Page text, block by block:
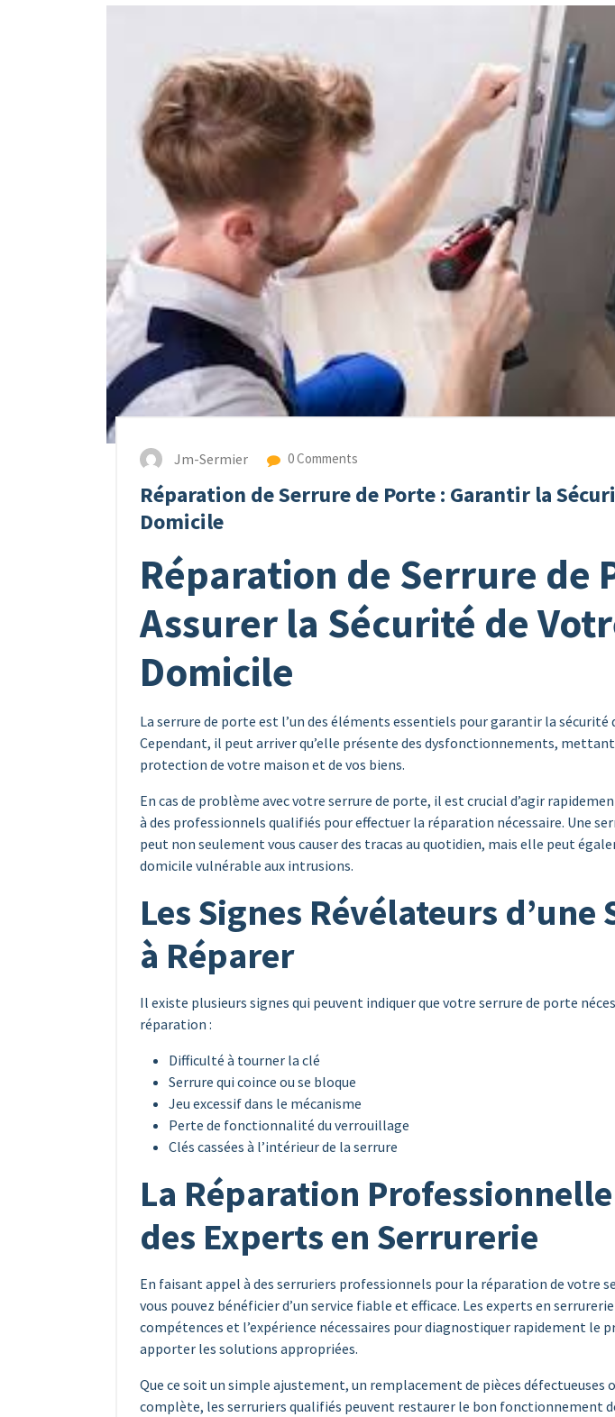
Jm-Sermier 0 Comments
Réparation de Serrure de Porte : Garantir la
Domicile
Réparation de Serrure de
Assurer la Sécurité de
Domicile
La serrure de porte est l’un des éléments essentiels pour garantir la sécurité
Cependant, il peut arriver qu’elle présente des dysfonctionnements,
protection de votre maison et de vos biens.
En cas de problème avec votre serrure de porte, il est crucial d’agir
à des professionnels qualifiés pour effectuer la réparation nécessaire. Une
peut non seulement vous causer des tracas au quotidien, mais elle peut
domicile vulnérable aux intrusions.
Les Signes Révélateurs d’une
à Réparer
Il existe plusieurs signes qui peuvent indiquer que votre serrure de porte
réparation :
Difficulté à tourner la clé
Serrure qui coince ou se bloque
Jeu excessif dans le mécanisme
Perte de fonctionnalité du verrouillage
Clés cassées à l’intérieur de la serrure
La Réparation
des Experts en Serrurerie
En faisant appel à des serruriers professionnels pour la réparation de votre
vous pouvez bénéficier d’un service fiable et efficace. Les experts en
compétences et l’expérience nécessaires pour diagnostiquer rapidement le
apporter les solutions appropriées.
Que ce soit un simple ajustement, un remplacement de pièces défectueuses
complète, les serruriers qualifiés peuvent restaurer le bon fonctionnement